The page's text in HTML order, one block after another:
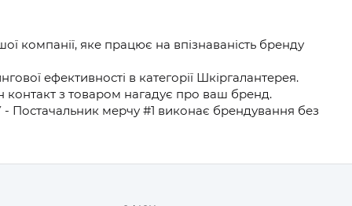
компанії, яке працює на впізнаваність бренду
ефективності в категорії Шкіргалантерея.
контакт з товаром нагадує про ваш бренд.
Постачальник мерчу #1 виконає брендування без